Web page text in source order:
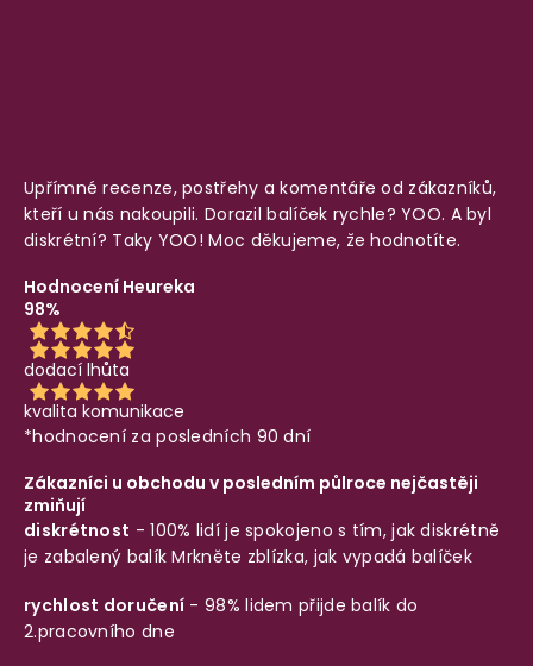
Upřímné recenze, postřehy a komentáře od zákazníků,
kteří u nás nakoupili. Dorazil balíček rychle? YOO. A byl
diskrétní? Taky YOO! Moc děkujeme, že hodnotíte.
Hodnocení Heureka
98%
dodací lhůta
kvalita komunikace
*hodnocení za posledních 90 dní
Zákazníci u obchodu v posledním půlroce nejčastěji
zmiňují
diskrétnost - 100% lidí je spokojeno s tím, jak diskrétně
je zabalený balíkMrkněte zblízka, jak vypadá balíček
rychlost doručení - 98% lidem přijde balík do
2.pracovního dne